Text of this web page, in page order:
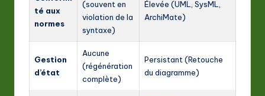
té aux
normes
(souvent en
violation de la
syntaxe)
Élevée (UML, SysML,
ArchiMate)
Gestion
d’état
Aucune
(régénération
complète)
Persistant (Retouche
du diagramme)